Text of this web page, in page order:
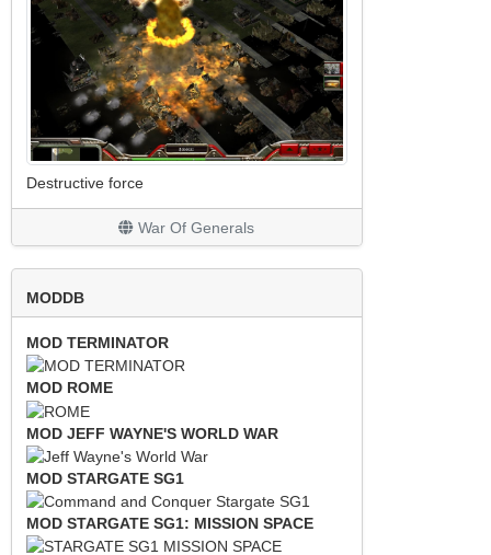
Destructive force
War Of Generals
MODDB
MOD TERMINATOR
MOD ROME
MOD JEFF WAYNE'S WORLD WAR
MOD STARGATE SG1
MOD STARGATE SG1: MISSION SPACE